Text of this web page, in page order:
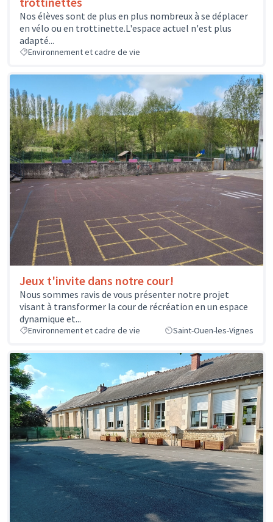
Nos élèves sont de plus en plus nombreux à se déplacer
en vélo ou en trottinette.L'espace actuel n'est plus
adapté...
Environnement et cadre de vie
Jeux t'invite dans notre cour!
Nous sommes ravis de vous présenter notre projet
visant à transformer la cour de récréation en un espace
dynamique et...
Environnement et cadre de vie Saint-Ouen-les-Vignes